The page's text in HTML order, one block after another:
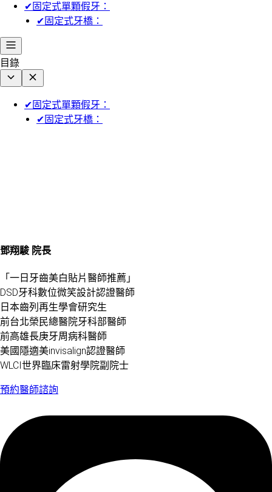
✔固定式單顆假牙：
✔固定式牙橋：
目錄
✔固定式單顆假牙：
✔固定式牙橋：
鄧翔駿 院長
「一日牙齒美白貼片醫師推薦」
DSD牙科數位微笑設計認證醫師
日本齒列再生學會研究生
前台北榮民總醫院牙科部醫師
前高雄長庚牙周病科醫師
美國隱適美invisalign認證醫師
WLCI世界臨床雷射學院副院士
預約醫師諮詢